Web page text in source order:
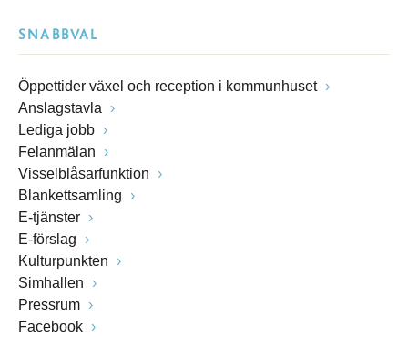
SNABBVAL
Öppettider växel och reception i kommunhuset
Anslagstavla
Lediga jobb
Felanmälan
Visselblåsarfunktion
Blankettsamling
E-tjänster
E-förslag
Kulturpunkten
Simhallen
Pressrum
Facebook